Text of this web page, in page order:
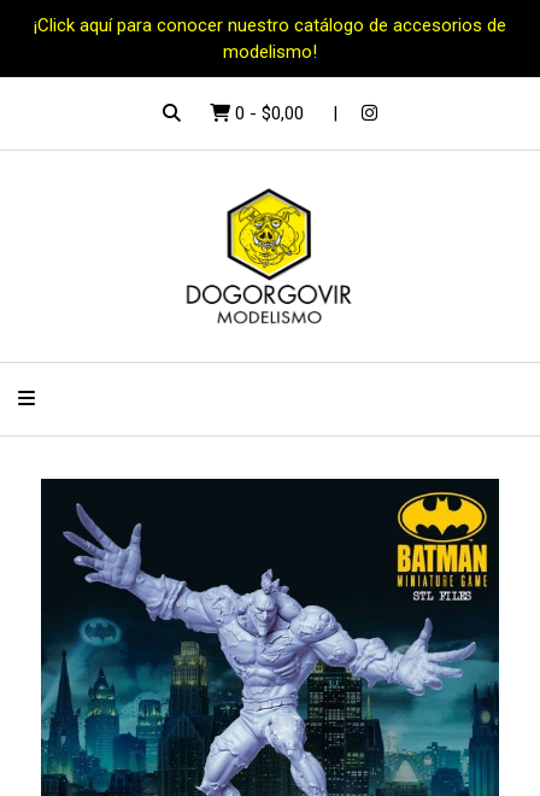
¡Click aquí para conocer nuestro catálogo de accesorios de
modelismo!
0 - $0,00